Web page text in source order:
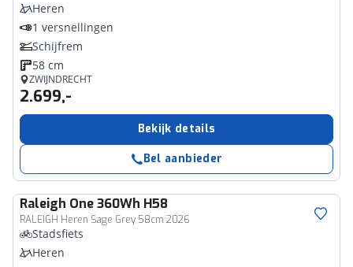
Heren
1 versnellingen
Schijfrem
58 cm
ZWIJNDRECHT
2.699,-
Bekijk details
Bel aanbieder
Raleigh One 360Wh H58
RALEIGH Heren Sage Grey 58cm 2026
Stadsfiets
Heren